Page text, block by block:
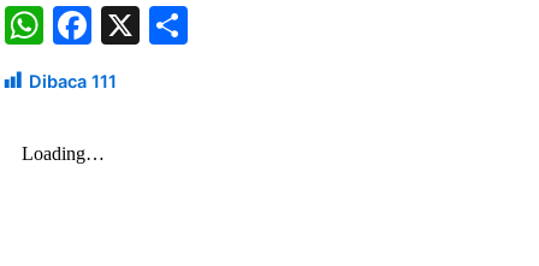
W
h
at
s
F
a
c
X
Dibaca 111